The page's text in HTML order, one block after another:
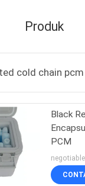
Produk
cold chain
Black
PCM